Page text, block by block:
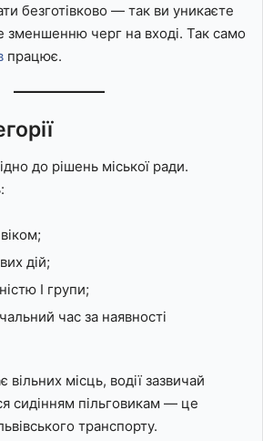
безготівково — так ви уникаєте
зменшенню черг на вході. Так само
працює.
до рішень міської ради.
дій;
I групи;
час за наявності
місць, водії зазвичай
сидінням пільговикам — це
транспорту.